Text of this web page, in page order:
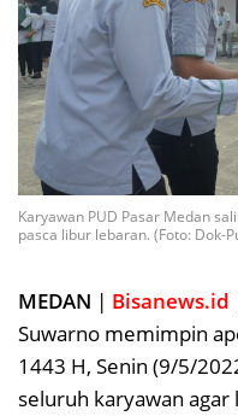
Karyawan PUD Pasar Medan
pasca libur lebaran. (Foto: Dok-
MEDAN | Bisanews.id
Suwarno memimpin
1443 H, Senin (9/5/
seluruh karyawan